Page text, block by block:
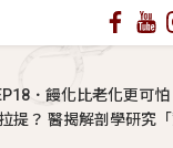
．饅化比老化更可
提？ 醫揭解剖學研究